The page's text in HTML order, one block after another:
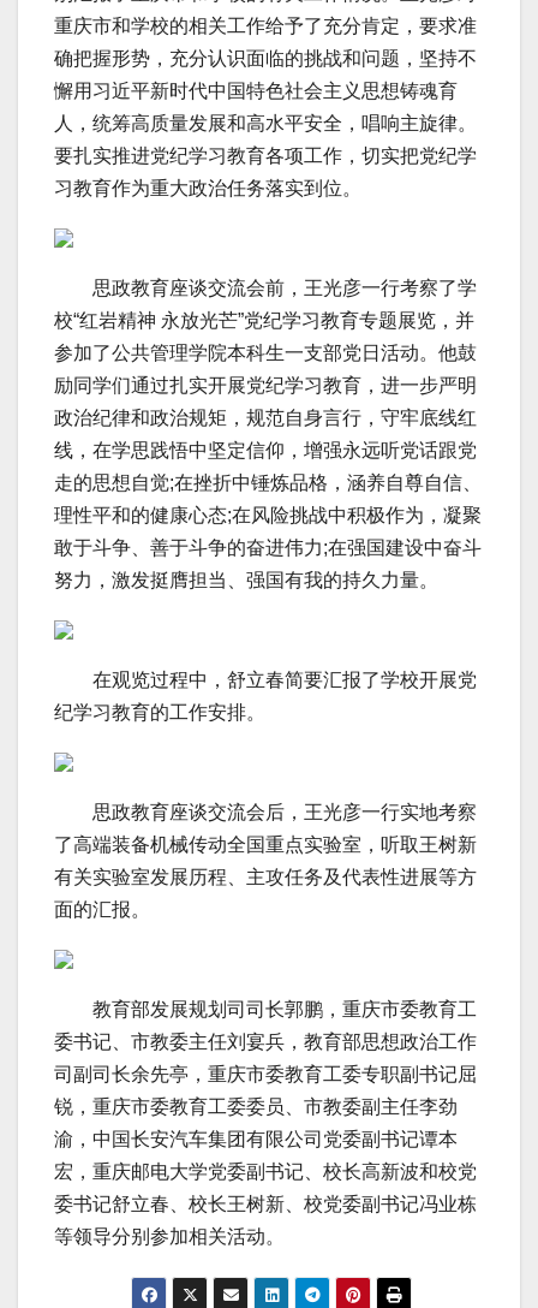
重庆市和学校的相关工作给予了充分肯定，要求准
确把握形势，充分认识面临的挑战和问题，坚持不
懈用习近平新时代中国特色社会主义思想铸魂育
人，统筹高质量发展和高水平安全，唱响主旋律。
要扎实推进党纪学习教育各项工作，切实把党纪学
习教育作为重大政治任务落实到位。
思政教育座谈交流会前，王光彦一行考察了学
校“红岩精神 永放光芒”党纪学习教育专题展览，并
参加了公共管理学院本科生一支部党日活动。他鼓
励同学们通过扎实开展党纪学习教育，进一步严明
政治纪律和政治规矩，规范自身言行，守牢底线红
线，在学思践悟中坚定信仰，增强永远听党话跟党
走的思想自觉;在挫折中锤炼品格，涵养自尊自信、
理性平和的健康心态;在风险挑战中积极作为，凝聚
敢于斗争、善于斗争的奋进伟力;在强国建设中奋斗
努力，激发挺膺担当、强国有我的持久力量。
在观览过程中，舒立春简要汇报了学校开展党
纪学习教育的工作安排。
思政教育座谈交流会后，王光彦一行实地考察
了高端装备机械传动全国重点实验室，听取王树新
有关实验室发展历程、主攻任务及代表性进展等方
面的汇报。
教育部发展规划司司长郭鹏，重庆市委教育工
委书记、市教委主任刘宴兵，教育部思想政治工作
司副司长余先亭，重庆市委教育工委专职副书记屈
锐，重庆市委教育工委委员、市教委副主任李劲
渝，中国长安汽车集团有限公司党委副书记谭本
宏，重庆邮电大学党委副书记、校长高新波和校党
委书记舒立春、校长王树新、校党委副书记冯业栋
等领导分别参加相关活动。